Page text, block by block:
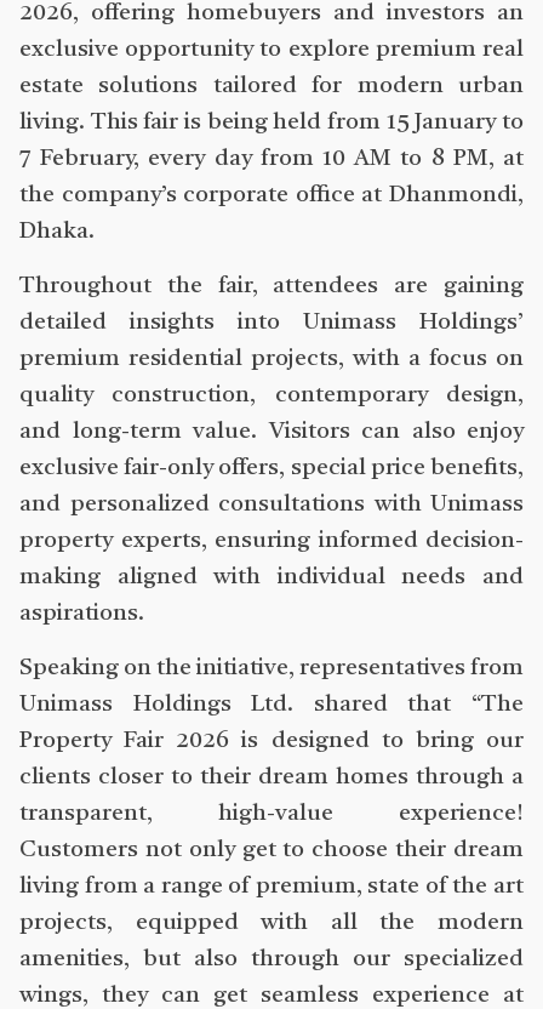
2026, offering homebuyers and investors an
exclusive opportunity to explore premium real
estate solutions tailored for modern urban
living. This fair is being held from 15 January to
7 February, every day from 10 AM to 8 PM, at
the company’s corporate office at Dhanmondi,
Dhaka.
Throughout the fair, attendees are gaining
detailed insights into Unimass Holdings’
premium residential projects, with a focus on
quality construction, contemporary design,
and long-term value. Visitors can also enjoy
exclusive fair-only offers, special price benefits,
and personalized consultations with Unimass
property experts, ensuring informed decision-
making aligned with individual needs and
aspirations.
Speaking on the initiative, representatives from
Unimass Holdings Ltd. shared that “The
Property Fair 2026 is designed to bring our
clients closer to their dream homes through a
transparent, high-value experience!
Customers not only get to choose their dream
living from a range of premium, state of the art
projects, equipped with all the modern
amenities, but also through our specialized
wings, they can get seamless experience at